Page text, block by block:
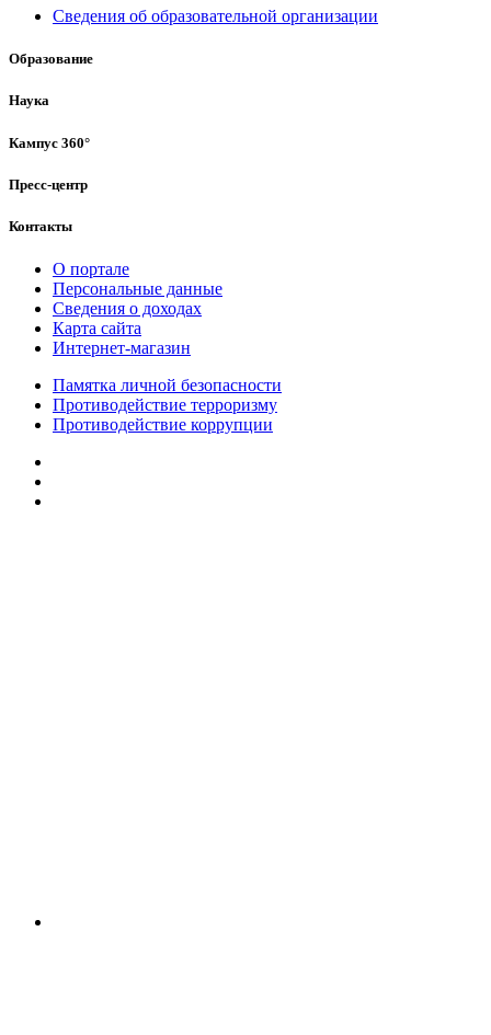
Сведения об образовательной организации
Образование
Наука
Кампус 360°
Пресс-центр
Контакты
О портале
Персональные данные
Сведения о доходах
Карта сайта
Интернет-магазин
Памятка личной безопасности
Противодействие терроризму
Противодействие коррупции